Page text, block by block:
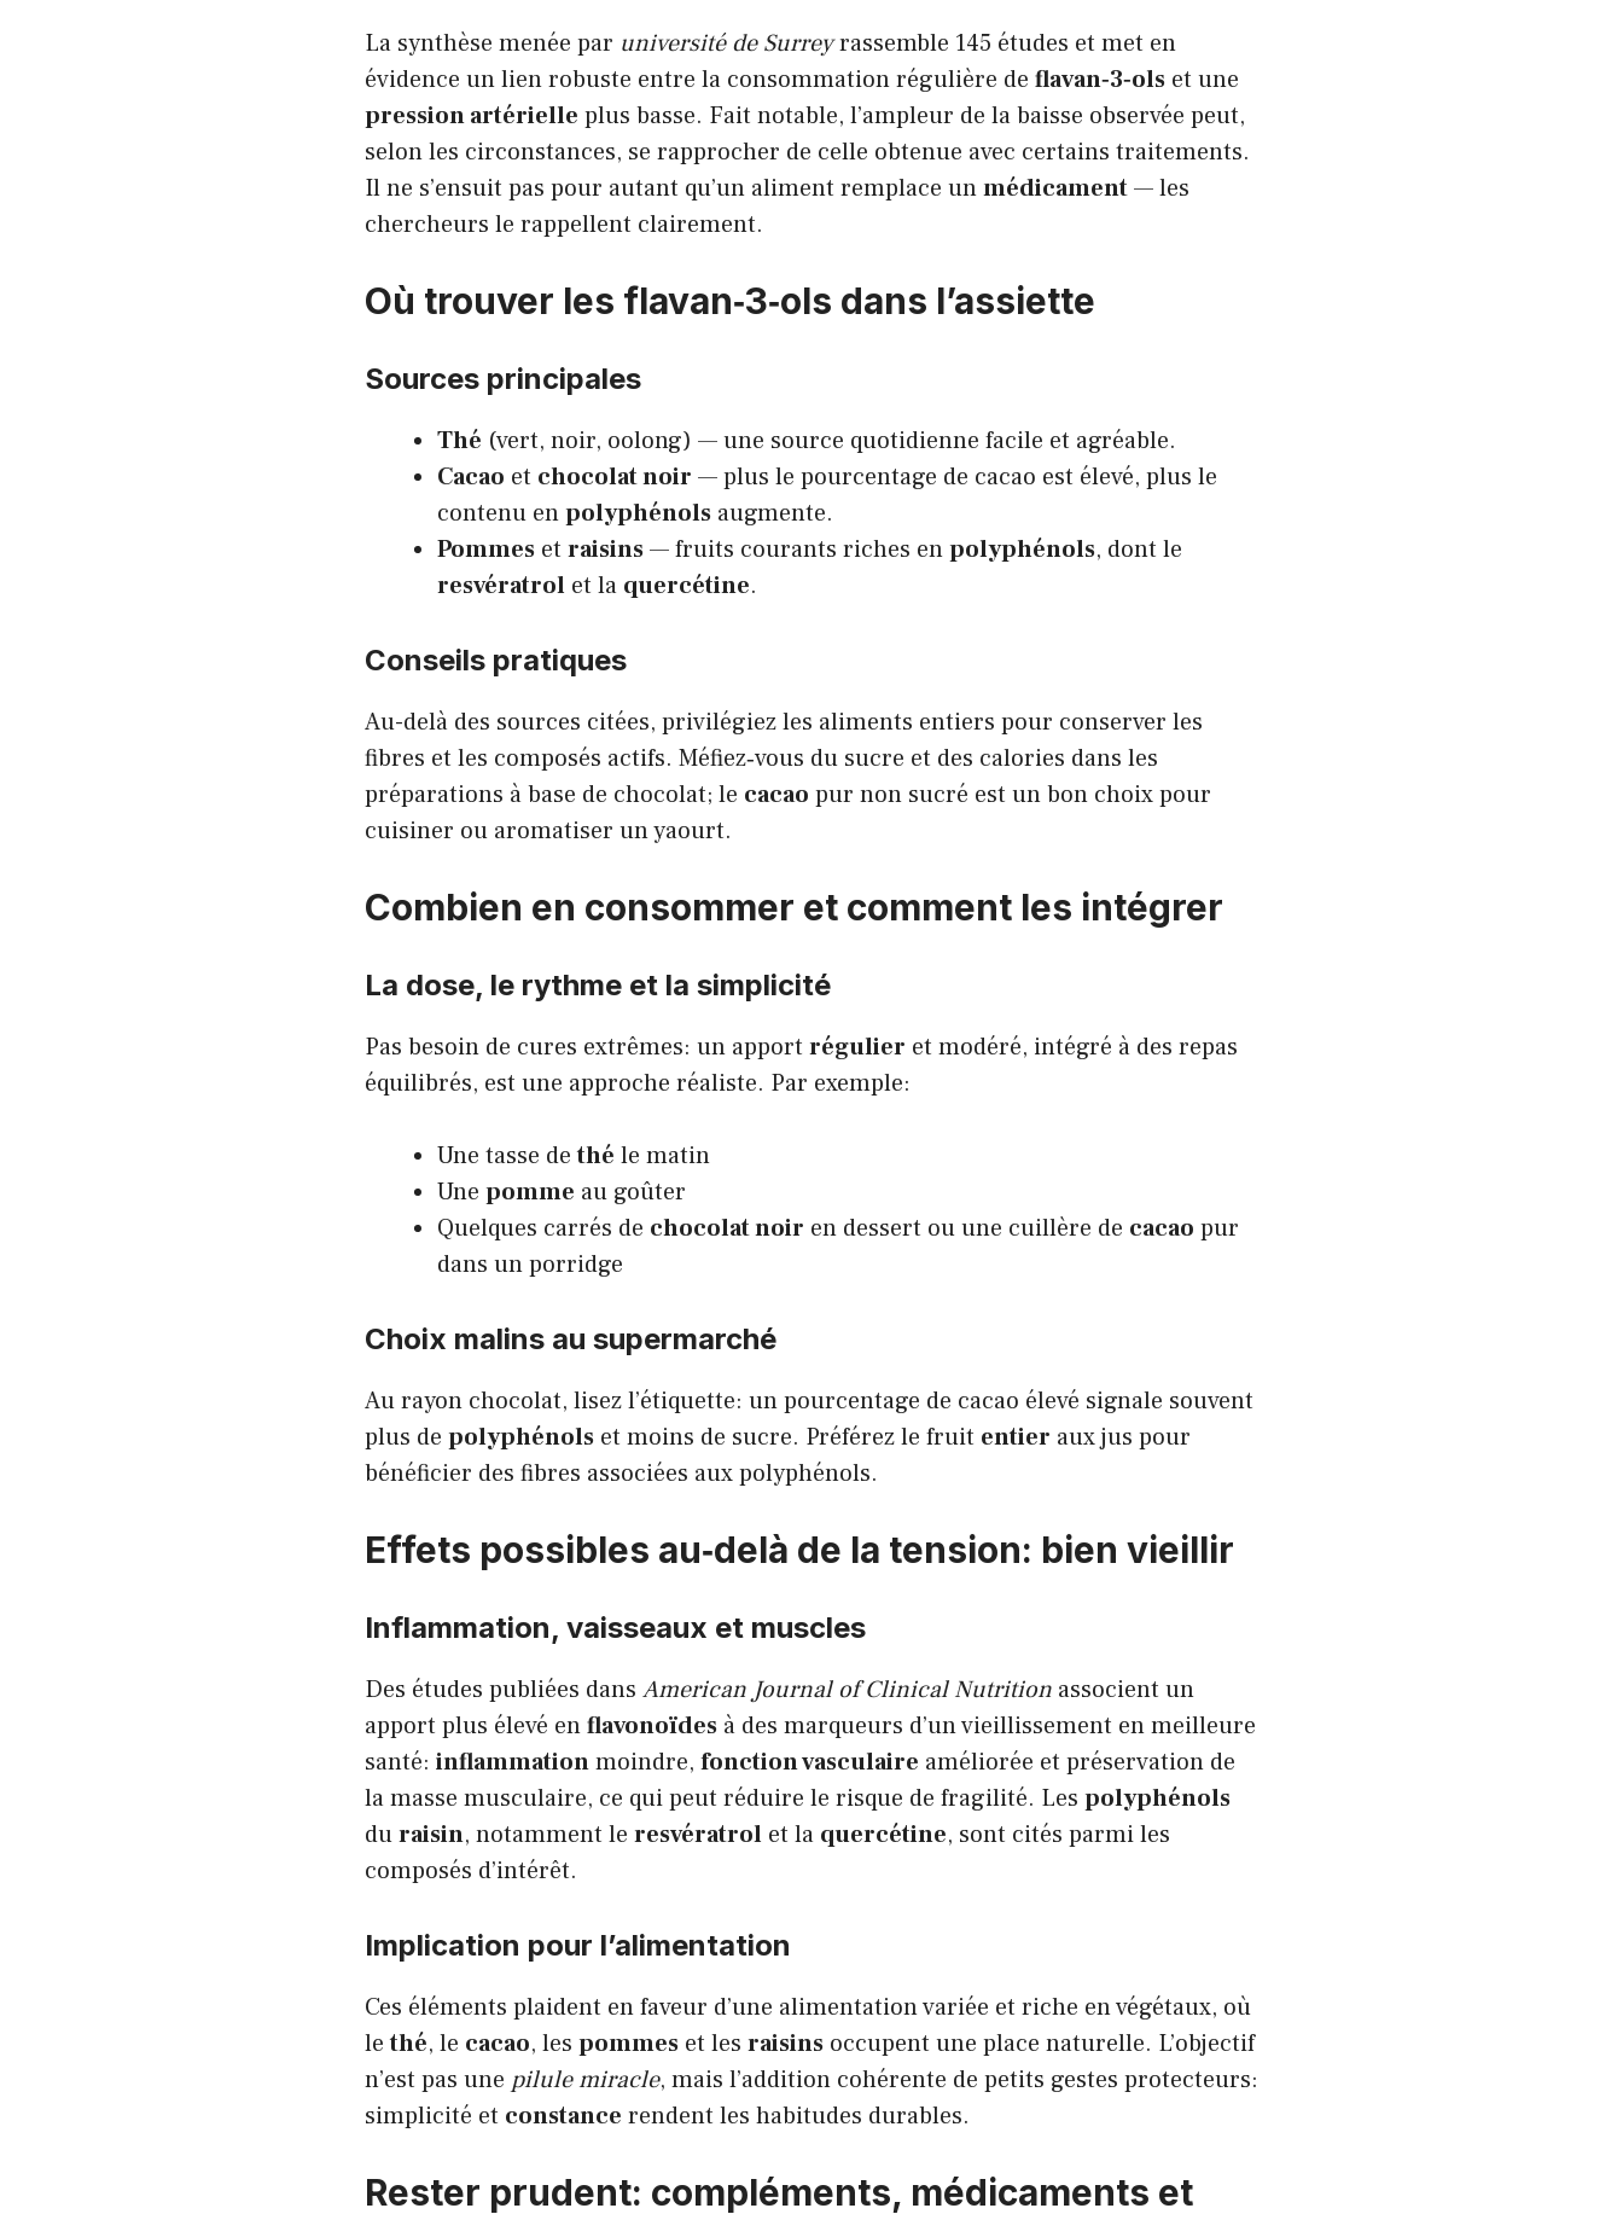
La synthèse menée par université de Surreyrassemble 145 études et met en
évidence un lien robuste entre la consommation régulière de flavan‑3‑ols et une
pression artérielle plus basse. Fait notable, l’ampleur de la baisse observée peut,
selon les circonstances, se rapprocher de celle obtenue avec certains traitements.
Il ne s’ensuit pas pour autant qu’un aliment remplace unmédicament— les
chercheurs le rappellent clairement.
Où trouver les flavan‑3‑ols dans l’assiette
Sources principales
Thé (vert, noir, oolong) — une source quotidienne facile et agréable.
Cacao et chocolat noir — plus le pourcentage de cacao est élevé, plus le
contenu enpolyphénols augmente.
Pommes et raisins— fruits courants riches enpolyphénols, dont le
resvératrol et la quercétine.
Conseils pratiques
Au-delà des sources citées, privilégiez les aliments entiers pour conserver les
fibres et les composés actifs. Méfiez‑vous du sucre et des calories dans les
préparations à base de chocolat; le cacao pur non sucré est un bon choix pour
cuisiner ou aromatiser un yaourt.
Combien en consommer et comment les intégrer
La dose, le rythme et la simplicité
Pas besoin de cures extrêmes: un apport régulier et modéré, intégré à des repas
équilibrés, est une approche réaliste. Par exemple:
Une tasse dethé le matin
Une pomme au goûter
Quelques carrés de chocolat noir en dessert ou une cuillère de cacao pur
dans un porridge
Choix malins au supermarché
Au rayon chocolat, lisez l’étiquette: un pourcentage de cacao élevé signale souvent
plus de polyphénols et moins de sucre. Préférez le fruit entier aux jus pour
bénéficier des fibres associées aux polyphénols.
Effets possibles au‑delà de la tension: bien vieillir
Inflammation, vaisseaux et muscles
Des études publiées dans American Journal of Clinical Nutrition associent un
apport plus élevé enflavonoïdes à des marqueurs d’un vieillissement en meilleure
santé: inflammationmoindre, fonction vasculaire améliorée et préservation de
la masse musculaire, ce qui peut réduire le risque de fragilité. Les polyphénols
duraisin, notamment le resvératrol et la quercétine, sont cités parmi les
composés d’intérêt.
Implication pour l’alimentation
Ces éléments plaident en faveur d’une alimentation variée et riche en végétaux, où
lethé, le cacao, les pommes et les raisins occupent une place naturelle. L’objectif
n’est pas une pilule miracle, mais l’addition cohérente de petits gestes protecteurs:
simplicité et constance rendent les habitudes durables.
Rester prudent: compléments, médicaments et